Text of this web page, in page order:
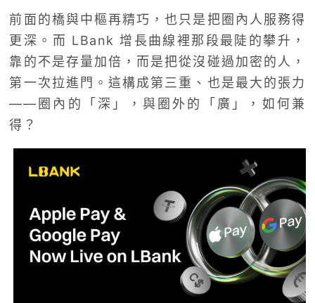
前面的橋與中樞再精巧，也只是把圈內人服務得
更深。而 LBank 增長曲線裡那段最陡的攀升，
靠的不是存量加倍，而是把從沒碰過加密的人，
第一次拉進門。這構成第三重、也是最大的張力
——圈內的「深」，與圈外的「廣」，如何兼
得？